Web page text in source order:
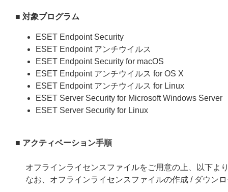
■ 対象プログラム
ESET Endpoint Security
ESET Endpoint アンチウイルス
ESET Endpoint Security for macOS
ESET Endpoint アンチウイルス for OS X
ESET Endpoint アンチウイルス for Linux
ESET Server Security for Microsoft Windows Server
ESET Server Security for Linux
■ アクティベーション手順
オフラインライセンスファイルをご用意の上、以下よ
なお、オフラインライセンスファイルの作成 / ダウン